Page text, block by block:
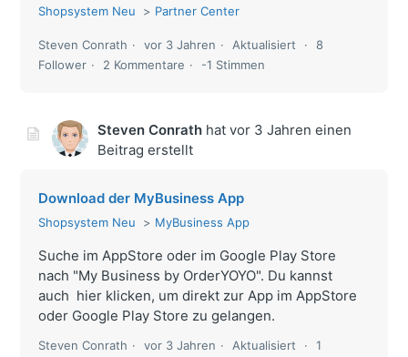
Shopsystem Neu Partner Center
Steven Conrath vor 3 Jahren Aktualisiert
8
Follower
2 Kommentare -1 Stimmen
Steven Conrath hatvor 3 Jahren einen
Beitrag erstellt
Download der MyBusiness App
Shopsystem Neu MyBusiness App
Suche im AppStore oder im Google Play Store
nach "My Business by OrderYOYO". Du kannst
auch hier klicken, um direkt zur App im AppStore
oder Google Play Store zu gelangen.
Steven Conrath vor 3 Jahren Aktualisiert
1